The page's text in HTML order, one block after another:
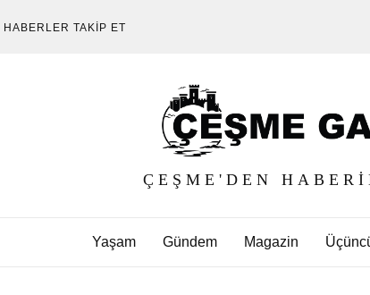
HABERLER TAKIP ET
ÇEŞME'DEN
Yaşam Gündem Magazin